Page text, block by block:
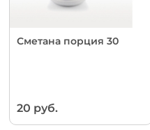
Сметана порция 30
20 руб.